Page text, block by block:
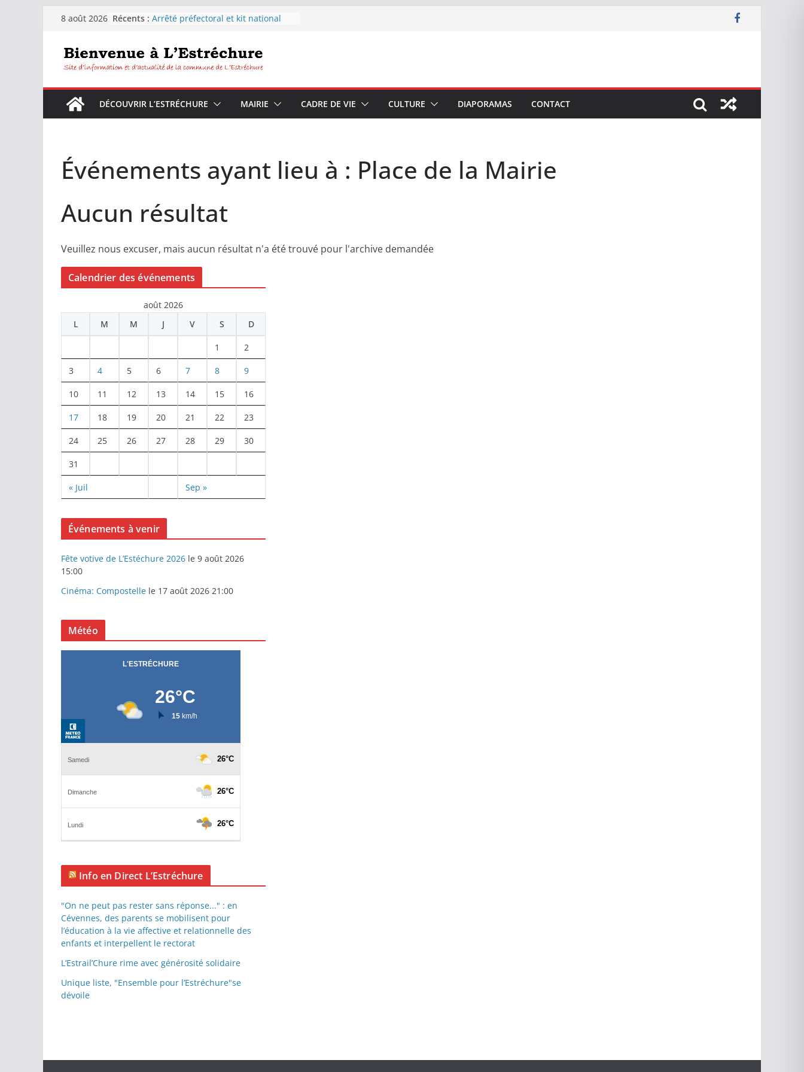
Passer
contenu
8 août 2026 Récents : Arrêté préfectoral et kit national
habitants de la commune de
L’Estréchure.
l’eau du robinet
Fête votive de L’Estréchure du 7 au
DÉCOUVRIR L’ESTRÉCHURE MAIRIE CADRE DE VIE CULTURE DIAPORAMAS CONTACT
Événements ayant lieu à : Place de la Mairie
Aucun résultat
Veuillez nous excuser, mais aucun résultat n'a été trouvé pour l'archive demandée
Calendrier des événements
août 2026
L
M M J V S D
1 2
3 4 5 6 7 8 9
10 11 12 13 14 15 16
17 18 19 20 21 22 23
24 25 26 27 28 29 30
31
« Juil Sep »
Événements à venir
Fête votive de L’Estéchure 2026 le 9 août 2026
15:00
Cinéma: Compostelle le 17 août 2026 21:00
Météo
Info en Direct L’Estréchure
"On ne peut pas rester sans réponse..." : en
Cévennes, des parents se mobilisent pour
l’éducation à la vie affective et relationnelle des
enfants et interpellent le rectorat
L’Estrail’Chure rime avec générosité solidaire
Unique liste, "Ensemble pour l’Estréchure"se
dévoile